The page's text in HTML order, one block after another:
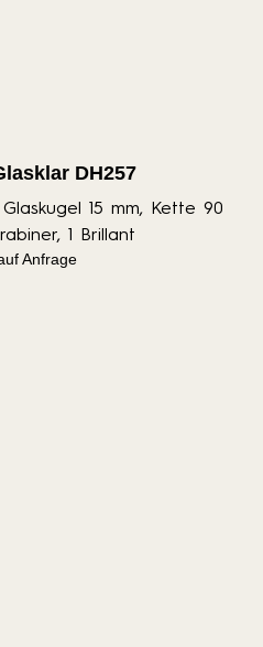
DH257
15 mm, Kette 90
1 Brillant
Anfrage